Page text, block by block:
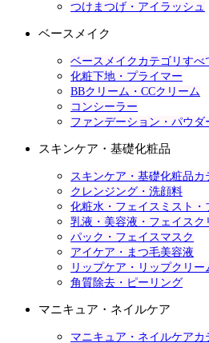
つけまつげ・アイラッシュ
ベースメイク
ベースメイクカテゴリすべ
化粧下地・プライマー
BBクリーム・CCクリーム
コンシーラー
ファンデーション・パウダ
スキンケア・基礎化粧品
スキンケア・基礎化粧品カ
クレンジング・洗顔料
化粧水・フェイスミスト・
乳液・美容液・フェイスク
パック・フェイスマスク
アイケア・まつ毛美容液
リップケア・リップクリー
角質除去・ピーリング
マニキュア・ネイルケア
マニキュア・ネイルケアカ